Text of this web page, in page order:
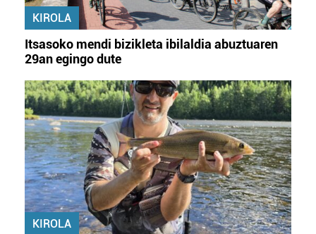
KIROLA
Itsasoko mendi bizikleta ibilaldia abuztuaren
29an egingo dute
KIROLA